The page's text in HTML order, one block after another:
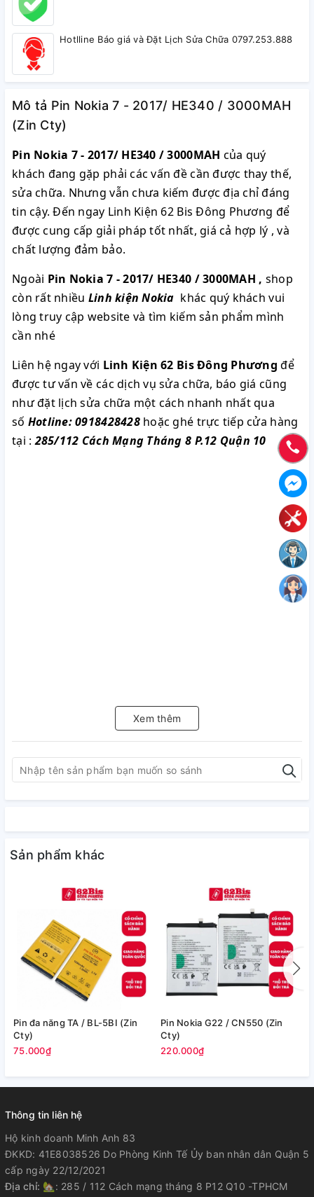
Hotlline Báo giá và Đặt Lịch Sửa Chữa 0797.253.888
Mô tả Pin Nokia 7 - 2017/ HE340 / 3000MAH
(Zin Cty)
Pin Nokia 7 - 2017/ HE340 / 3000MAH của quý
khách đang gặp phải các vấn đề cần được thay thế,
sửa chữa. Nhưng vẫn chưa kiếm được địa chỉ đáng
tin cậy. Đến ngay Linh Kiện 62 Bis Đông Phương để
được cung cấp giải pháp tốt nhất, giá cả hợp lý , và
chất lượng đảm bảo.
Ngoài Pin Nokia 7 - 2017/ HE340 / 3000MAH , shop
còn rất nhiều Linh kiện Nokia khác quý khách vui
lòng truy cập website và tìm kiếm sản phẩm mình
cần nhé
Liên hệ ngay với Linh Kiện 62 Bis Đông Phương để
được tư vấn về các dịch vụ sửa chữa, báo giá cũng
như đặt lịch sửa chữa một cách nhanh nhất qua
số Hotline: 0918428428hoặc ghé trực tiếp cửa hàng
tại :285/112 Cách Mạng Tháng 8 P.12 Quận 10
Xem thêm
Sản phẩm khác
Pin đa năng TA / BL-5BI (Zin
Cty)
75.000₫
Pin Nokia G22 / CN550 (Zin
Cty)
220.000₫
Thông tin liên hệ
Hộ kinh doanh Minh Anh 83
ĐKKD: 41E8038526 Do Phòng Kinh Tế Ủy ban nhân dân Quận 5
cấp ngày 22/12/2021
Địa chỉ: 🏡: 285 / 112 Cách mạng tháng 8 P12 Q10 -TPHCM